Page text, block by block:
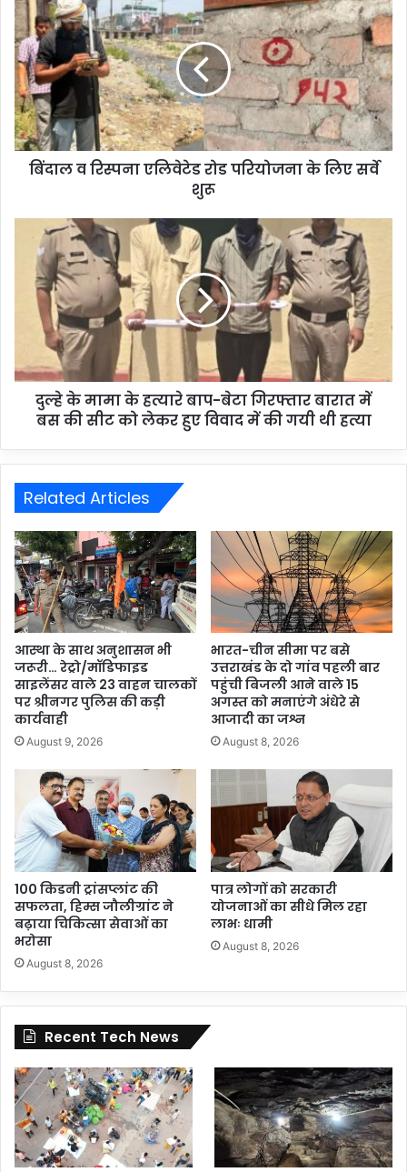
बिंदाल व रिस्पना एलिवेटेड रोड परियोजना के लिए सर्वे
शुरू
दुल्हे के मामा के हत्यारे बाप-बेटा गिरफ्तार बारात में
बस की सीट को लेकर हुए विवाद में की गयी थी हत्या
Related Articles
आस्था के साथ अनुशासन भी
जरूरी… रेट्रो/मॉडिफाइड
साइलेंसर वाले 23 वाहन चालकों
पर श्रीनगर पुलिस की कड़ी
कार्यवाही
August 9, 2026
भारत-चीन सीमा पर बसे
उत्तराखंड के दो गांव पहली बार
पहुंची बिजली आने वाले 15
अगस्त को मनाएंगे अंधेरे से
आजादी का जश्न
August 8, 2026
100 किडनी ट्रांसप्लांट की
सफलता, हिम्स जौलीग्रांट ने
बढ़ाया चिकित्सा सेवाओं का
भरोसा
August 8, 2026
पात्र लोगों को सरकारी
योजनाओं का सीधे मिल रहा
लाभः धामी
August 8, 2026
Recent Tech News